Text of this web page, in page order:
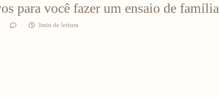
para você fazer um ensaio de família
3min de leitura